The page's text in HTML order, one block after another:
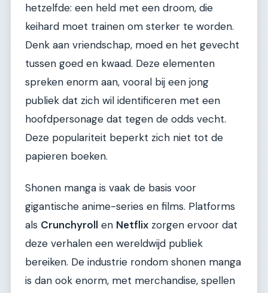
hetzelfde: een held met een droom, die
keihard moet trainen om sterker te worden.
Denk aan vriendschap, moed en het gevecht
tussen goed en kwaad. Deze elementen
spreken enorm aan, vooral bij een jong
publiek dat zich wil identificeren met een
hoofdpersonage dat tegen de odds vecht.
Deze populariteit beperkt zich niet tot de
papieren boeken.
Shonen manga is vaak de basis voor
gigantische anime-series en films. Platforms
als Crunchyroll en Netflix zorgen ervoor dat
deze verhalen een wereldwijd publiek
bereiken. De industrie rondom shonen manga
is dan ook enorm, met merchandise, spellen